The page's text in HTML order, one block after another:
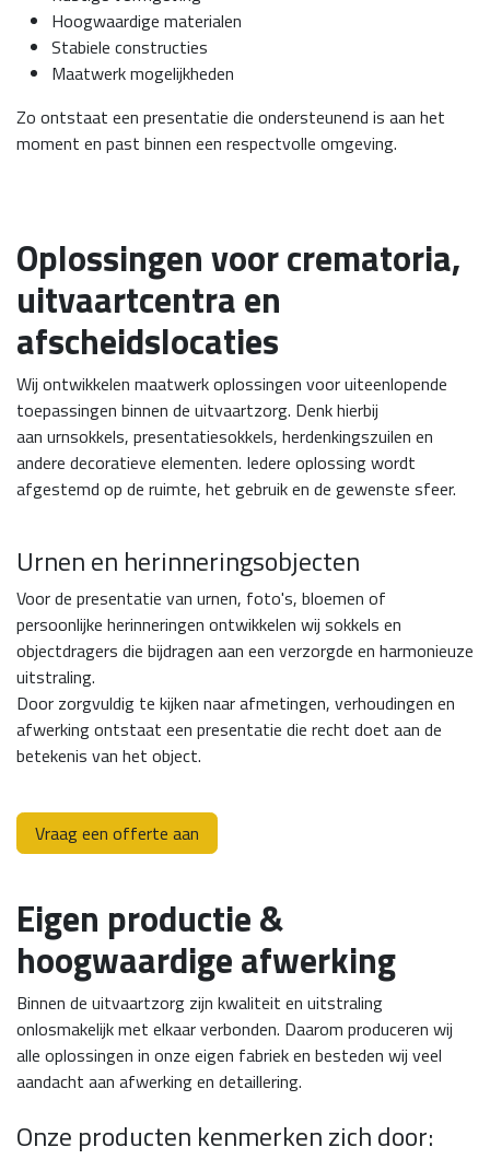
Hoogwaardige materialen
Stabiele constructies
Maatwerk mogelijkheden
Zo ontstaat een presentatie die ondersteunend is aan het
moment en past binnen een respectvolle omgeving.
Oplossingen voor crematoria,
uitvaartcentra en
afscheidslocaties
Wij ontwikkelen maatwerk oplossingen voor uiteenlopende
toepassingen binnen de uitvaartzorg. Denk hierbij
aan urnsokkels, presentatiesokkels, herdenkingszuilen en
andere decoratieve elementen. Iedere oplossing wordt
afgestemd op de ruimte, het gebruik en de gewenste sfeer.
Urnen en herinneringsobjecten
Voor de presentatie van urnen, foto's, bloemen of
persoonlijke herinneringen ontwikkelen wij sokkels en
objectdragers die bijdragen aan een verzorgde en harmonieuze
uitstraling.
Door zorgvuldig te kijken naar afmetingen, verhoudingen en
afwerking ontstaat een presentatie die recht doet aan de
betekenis van het object.
Vraag een offerte aan
Eigen productie &
hoogwaardige afwerking
Binnen de uitvaartzorg zijn kwaliteit en uitstraling
onlosmakelijk met elkaar verbonden. Daarom produceren wij
alle oplossingen in onze eigen fabriek en besteden wij veel
aandacht aan afwerking en detaillering.
Onze producten kenmerken zich door: